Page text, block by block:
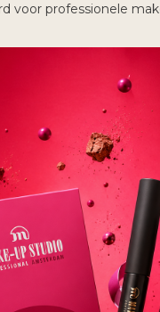
voor professionele